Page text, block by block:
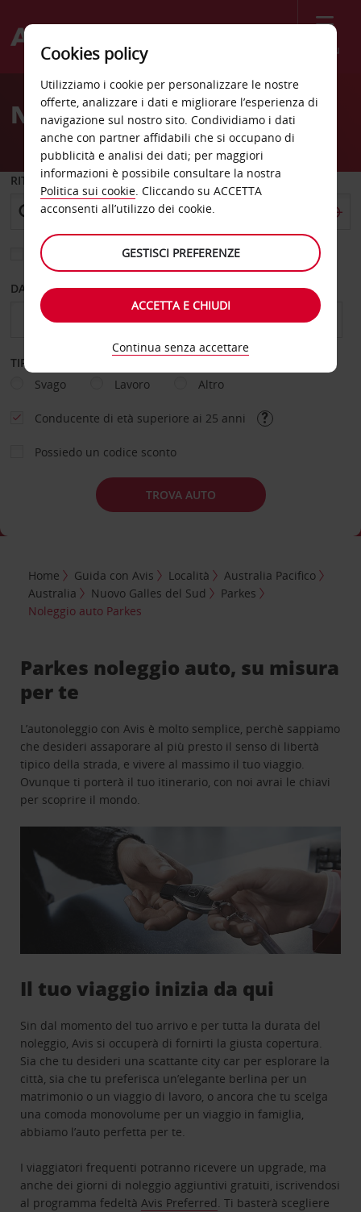
Menù
Welcome
AvisNoleggio auto Parkes
RITIRO DA
Scegli una località di riconsegna diversa
DAL GIORNO AL GIORNO
TIPOLOGIA DI NOLEGGIO
Svago
Lavoro Altro
Conducente di età superiore ai 25 anni
Possiedo un codice sconto
TROVA AUTO
Home Guida con Avis Località
Australia Pacifico
Australia
Nuovo Galles del Sud
Parkes
Noleggio auto Parkes
Parkes noleggio auto, su misura
per te
L’autonoleggio con Avis è molto semplice, perchè sappiamo
che desideri assaporare al più presto il senso di libertà
tipico della strada, e vivere al massimo il tuo viaggio.
Ovunque ti porterà il tuo itinerario, con noi avrai le chiavi
per scoprire il mondo.
Il tuo viaggio inizia da qui
Sin dal momento del tuo arrivo e per tutta la durata del
noleggio, Avis si occuperà di fornirti la giusta copertura.
Sia che tu desideri una scattante city car per esplorare la
città, sia che tu preferisca un’elegante berlina per un
matrimonio o un viaggio di lavoro, o ancora che tu scelga
una comoda monovolume per un viaggio in famiglia,
abbiamo l’auto perfetta per te.
I viaggiatori frequenti potranno ricevere un upgrade, ma
anche dei giorni di noleggio aggiuntivi gratuiti, iscrivendosi
al programma fedeltàAvis Preferred. Ti basterà scegliere
Cookies policy
Utilizziamo i cookie per personalizzare le nostre
offerte, analizzare i dati e migliorare l’esperienza di
navigazione sul nostro sito. Condividiamo i dati
anche con partner affidabili che si occupano di
pubblicità e analisi dei dati; per maggiori
informazioni è possibile consultare la nostra
Politica sui cookie. Cliccando su ACCETTA
acconsenti all’utilizzo dei cookie.
GESTISCI PREFERENZE
ACCETTA E CHIUDI
Continua senza accettare